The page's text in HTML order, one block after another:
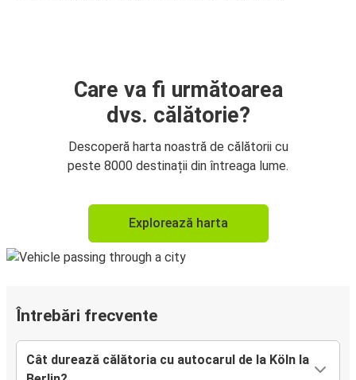
Care va fi următoarea
dvs. călătorie?
Descoperă harta noastră de călătorii cu
peste 8000 destinații din întreaga lume.
Explorează harta
Întrebări frecvente
Cât durează călătoria cu autocarul de la Köln la